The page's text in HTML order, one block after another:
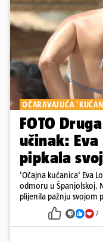
OČARAVAJUĆA
FOTO
učinak:
pipkala
'Očajna kućanica' Eva
odmoru u Španjolskoj.
plijenila pažnju svojom
7